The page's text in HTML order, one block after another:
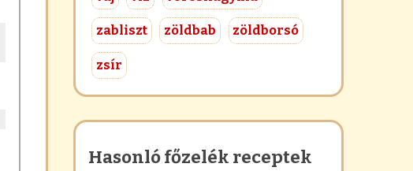
zabliszt zöldbab zöldborsó
zsír
Hasonló főzelék receptek